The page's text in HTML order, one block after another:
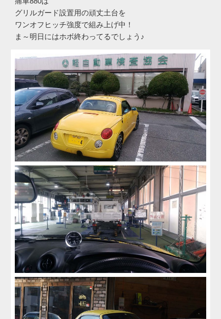
グリルガード設置用の頑丈土台を
ワンオフヒッチ強度で組み上げ中！
ま～明日にはホボ終わってるでしょう♪